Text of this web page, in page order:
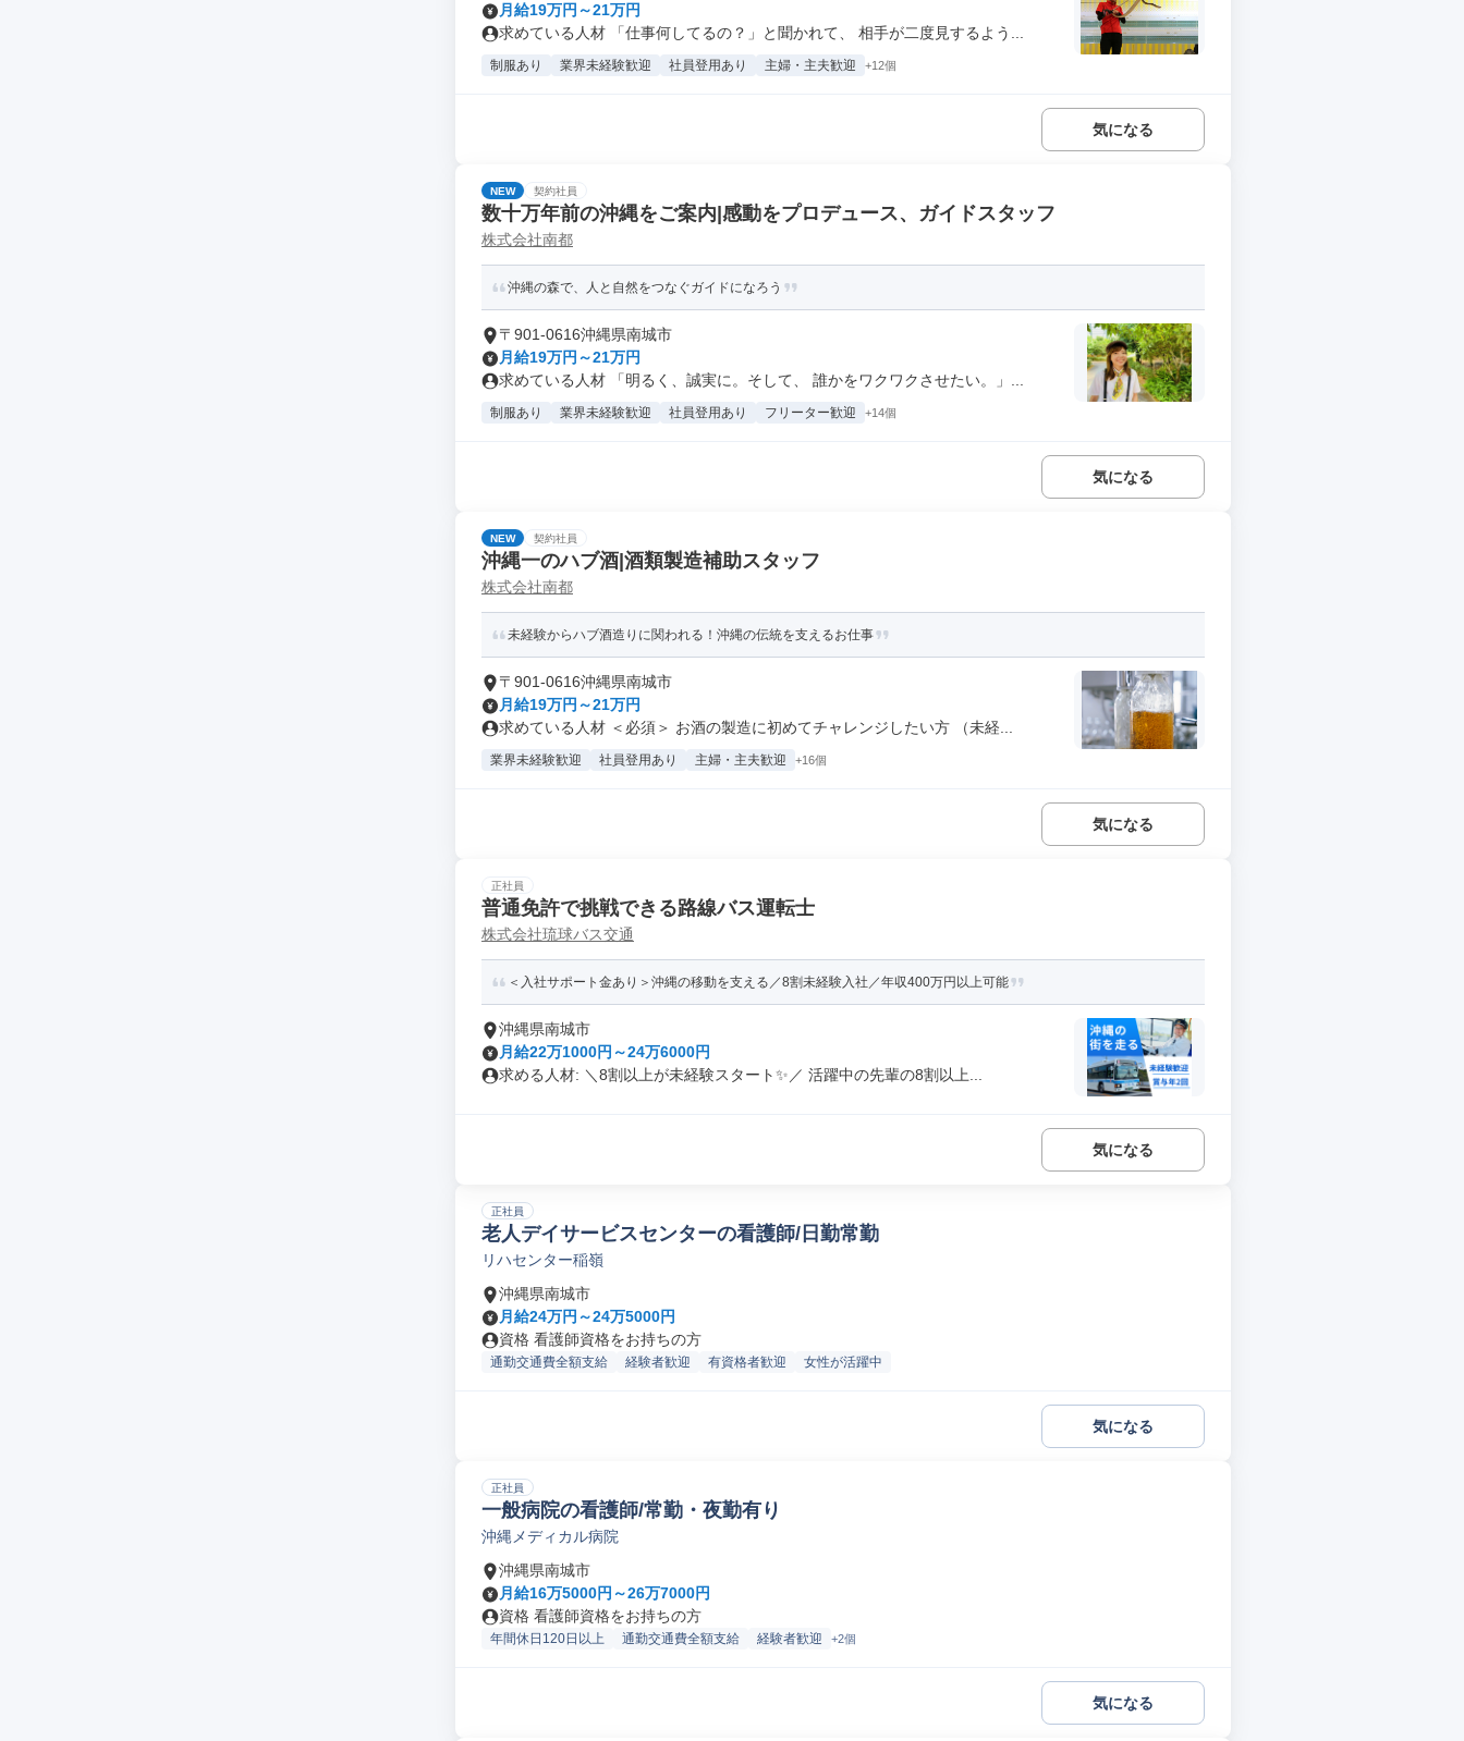
月給19万円～21万円
求めている人材 「仕事何してるの？」と聞かれて、 相手が二度見するよう...
制服あり 業界未経験歓迎 社員登用あり 主婦・主夫歓迎 +12個
気になる
NEW 契約社員
数十万年前の沖縄をご案内|感動をプロデュース、ガイドスタッフ
株式会社南都
沖縄の森で、人と自然をつなぐガイドになろう
〒901-0616沖縄県南城市
月給19万円～21万円
求めている人材 「明るく、誠実に。そして、 誰かをワクワクさせたい。」...
制服あり 業界未経験歓迎 社員登用あり フリーター歓迎 +14個
気になる
NEW 契約社員
沖縄一のハブ酒|酒類製造補助スタッフ
株式会社南都
未経験からハブ酒造りに関われる！沖縄の伝統を支えるお仕事
〒901-0616沖縄県南城市
月給19万円～21万円
求めている人材 ＜必須＞ お酒の製造に初めてチャレンジしたい方 （未経...
業界未経験歓迎 社員登用あり 主婦・主夫歓迎 +16個
気になる
正社員
普通免許で挑戦できる路線バス運転士
株式会社琉球バス交通
＜入社サポート金あり＞沖縄の移動を支える／8割未経験入社／年収400万円以上可能
沖縄県南城市
月給22万1000円～24万6000円
求める人材: ＼8割以上が未経験スタート✨／ 活躍中の先輩の8割以上...
気になる
正社員
老人デイサービスセンターの看護師/日勤常勤
リハセンター稲嶺
沖縄県南城市
月給24万円～24万5000円
資格 看護師資格をお持ちの方
通勤交通費全額支給 経験者歓迎 有資格者歓迎 女性が活躍中
気になる
正社員
一般病院の看護師/常勤・夜勤有り
沖縄メディカル病院
沖縄県南城市
月給16万5000円～26万7000円
資格 看護師資格をお持ちの方
年間休日120日以上 通勤交通費全額支給 経験者歓迎 +2個
気になる